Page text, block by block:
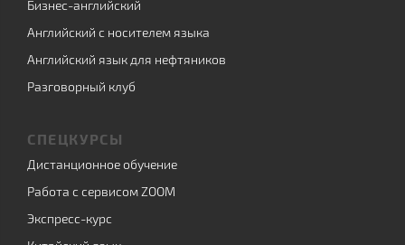
Бизнес-английский
Английский с носителем языка
Английский язык для нефтяников
Разговорный клуб
СПЕЦКУРСЫ
Дистанционное обучение
Работа с сервисом ZOOM
Экспресс-курс